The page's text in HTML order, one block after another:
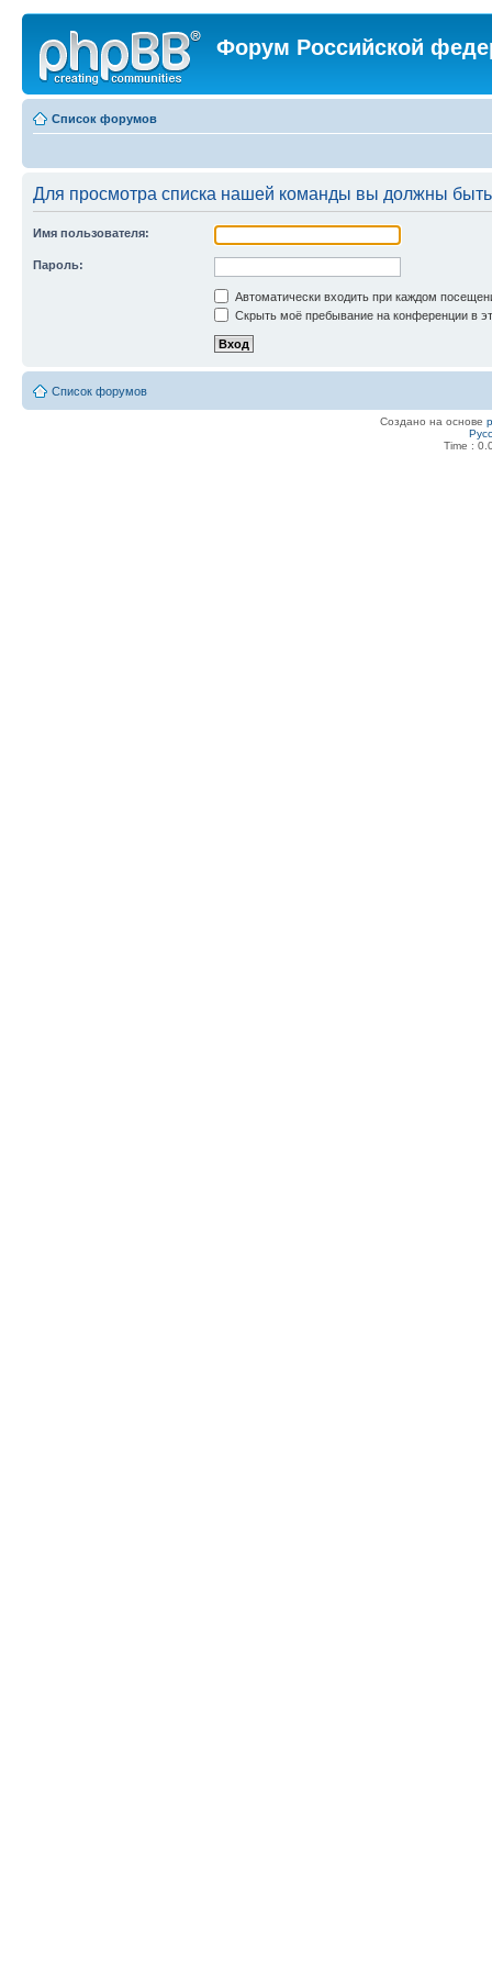
Форум Российской
Список форумов
Для просмотра списка нашей команды вы должны
Имя пользователя:
Пароль:
Автоматически входить при каждом
Скрыть моё пребывание на конференции в
Список форумов
Создано на основе
Time :